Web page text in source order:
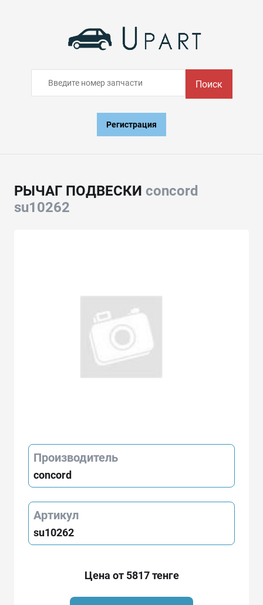
Поиск
Регистрация
РЫЧАГ ПОДВЕСКИ concord
su10262
Производитель
concord
Артикул
su10262
Цена от 5817 тенге